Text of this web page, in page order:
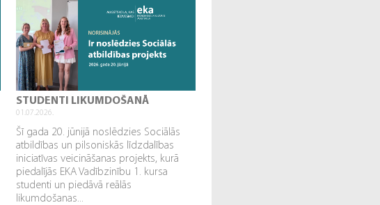
STUDENTI LIKUMDOŠANĀ
01.07.2026.
Šī gada 20. jūnijā noslēdzies Sociālās
atbildības un pilsoniskās līdzdalības
iniciatīvas veicināšanas projekts, kurā
piedalījās EKA Vadībzinību 1. kursa
studenti un piedāvā reālās
likumdošanas...